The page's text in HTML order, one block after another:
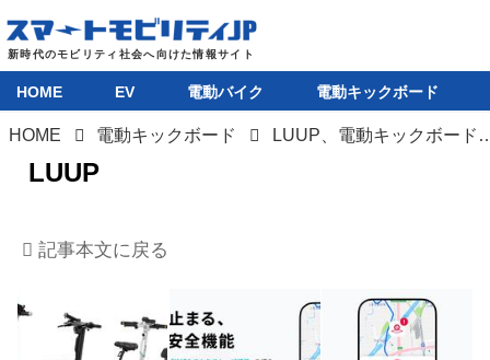
電動キックボード
HOME EV 電動バイク 電動キックボード
HOME 電動キックボード LUUP、電動キックボードの自動停止機能を地域限定で実
LUUP
記事本文に戻る